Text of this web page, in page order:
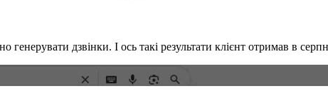
дзвінки. І ось такі результати клієнт отримав в